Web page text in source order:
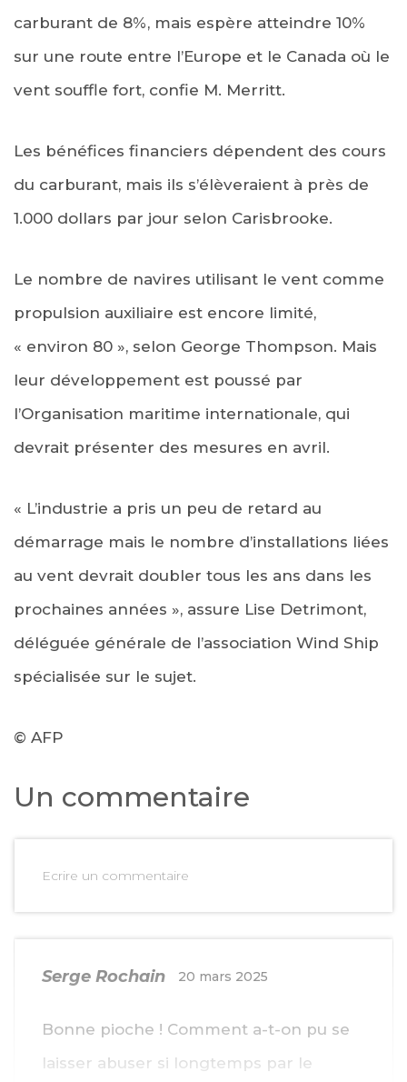
carburant de 8%, mais espère atteindre 10%
sur une route entre l’Europe et le Canada où le
vent souffle fort, confie M. Merritt.
Les bénéfices financiers dépendent des cours
du carburant, mais ils s’élèveraient à près de
1.000 dollars par jour selon Carisbrooke.
Le nombre de navires utilisant le vent comme
propulsion auxiliaire est encore limité,
« environ 80 », selon George Thompson. Mais
leur développement est poussé par
l’Organisation maritime internationale, qui
devrait présenter des mesures en avril.
« L’industrie a pris un peu de retard au
démarrage mais le nombre d’installations liées
au vent devrait doubler tous les ans dans les
prochaines années », assure Lise Detrimont,
déléguée générale de l’association Wind Ship
spécialisée sur le sujet.
© AFP
Un commentaire
Ecrire un commentaire
Serge Rochain 20 mars 2025
Bonne pioche ! Comment a-t-on pu se
laisser abuser si longtemps par le